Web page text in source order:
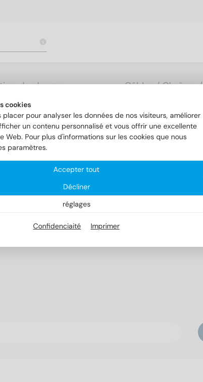
de charges
lourdes
Câbles / Chaînes /
1.4305 5m6X30
cookies
placer pour analyser les données de nos visiteurs, améliorer
un contenu personnalisé et vous offrir une excellente
Web. Pour plus d'informations sur les cookies que nous
paramètres.
Accepter tout
Décliner
réglages
Confidenciaité Imprimer